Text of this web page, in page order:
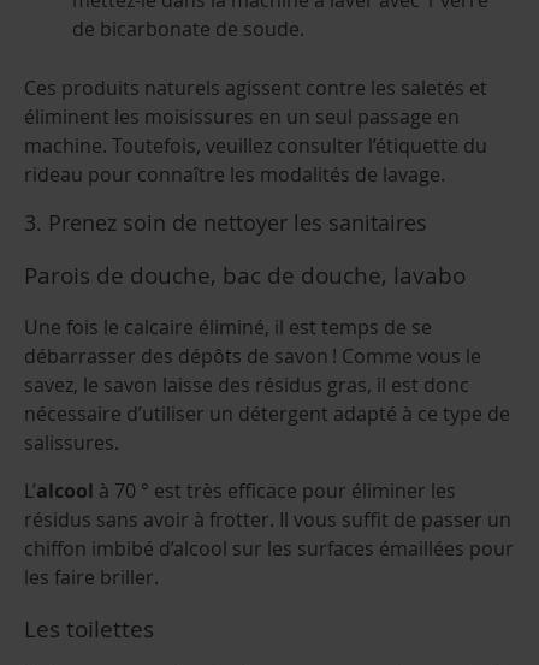
de bicarbonate de soude.
Ces produits naturels agissent contre les saletés et
éliminent les moisissures en un seul passage en
machine. Toutefois, veuillez consulter l’étiquette du
rideau pour connaître les modalités de lavage.
3. Prenez soin de nettoyer les sanitaires
Parois de douche, bac de douche, lavabo
Une fois le calcaire éliminé, il est temps de se
débarrasser des dépôts de savon ! Comme vous le
savez, le savon laisse des résidus gras, il est donc
nécessaire d’utiliser un détergent adapté à ce type de
salissures.
L’alcool à 70 ° est très efficace pour éliminer les
résidus sans avoir à frotter. Il vous suffit de passer un
chiffon imbibé d’alcool sur les surfaces émaillées pour
les faire briller.
Les toilettes